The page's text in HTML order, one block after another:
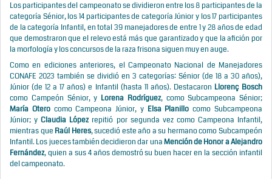
Los participantes del campeonato se dividieron entre los 8 participantes de la
categoría Sénior, los 14 participantes de categoría Júnior y los 17 participantes
de la categoría Infantil, en total 39 manejadores de entre 1 y 28 años de edad
que demostraron que el relevo está más que garantizado y que la afición por
la morfología y los concursos de la raza frisona siguen muy en auge.
Como en ediciones anteriores, el Campeonato Nacional de Manejadores
CONAFE 2023 también se dividió en 3 categorías: Sénior (de 18 a 30 años),
Júnior (de 12 a 17 años) e Infantil (hasta 11 años). Destacaron Llorenç Bosch
como Campeón Sénior, y Lorena Rodríguez, como Subcampeona Sénior;
María Oterocomo Campeona Júnior, y Elsa Planillo como Subcampeona
Júnior; yClaudia Lópezrepitió por segunda vez como Campeona Infantil,
mientras que Raúl Heres, sucedió este año a su hermano como Subcampeón
Infantil. Los jueces también decidieron dar unaMención de Honor a Alejandro
Fernández, quien a sus 4 años demostró su buen hacer en la sección infantil
del campeonato.